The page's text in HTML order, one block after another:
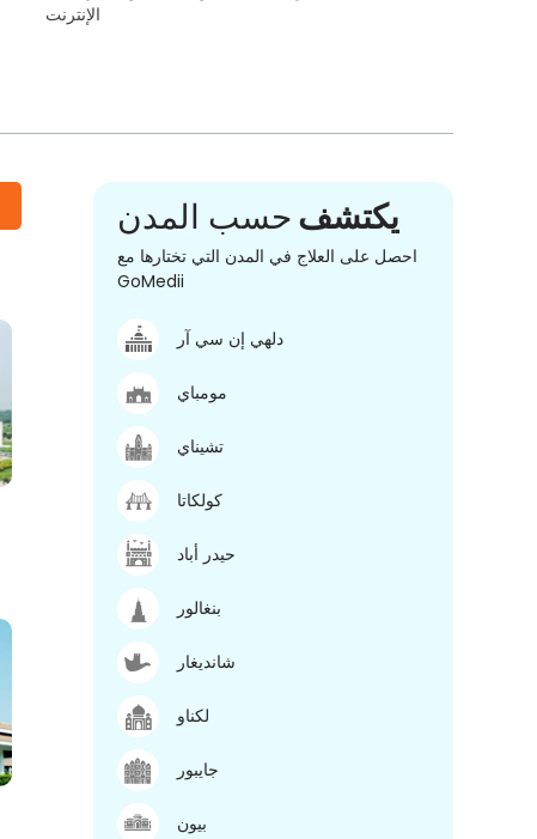
الإنترنت
يكتشفحسب المدن
احصل على العلاج في المدن التي تختارها مع
GoMedii
دلهي إن سي آر
مومباي
تشيناي
كولكاتا
حيدر أباد
بنغالور
شانديغار
لكناو
جايبور
بيون